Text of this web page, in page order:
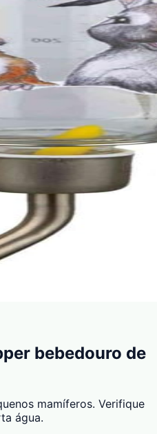
bebedouro de
mamíferos. Verifique
água.